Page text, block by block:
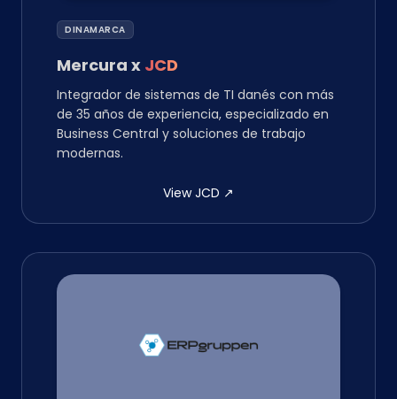
DINAMARCA
Mercura x JCD
Integrador de sistemas de TI danés con más
de 35 años de experiencia, especializado en
Business Central y soluciones de trabajo
modernas.
View JCD ↗